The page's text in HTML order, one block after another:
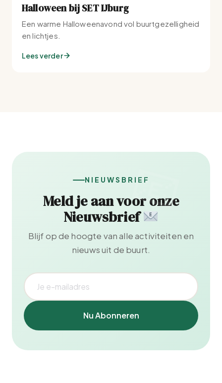
Halloween bij SET IJburg
Een warme Halloweenavond vol buurtgezelligheid
en lichtjes.
Lees verder
NIEUWSBRIEF
Meld je aan voor onze
Nieuwsbrief
Blijf op de hoogte van alle activiteiten en
nieuws uit de buurt.
Nu Abonneren